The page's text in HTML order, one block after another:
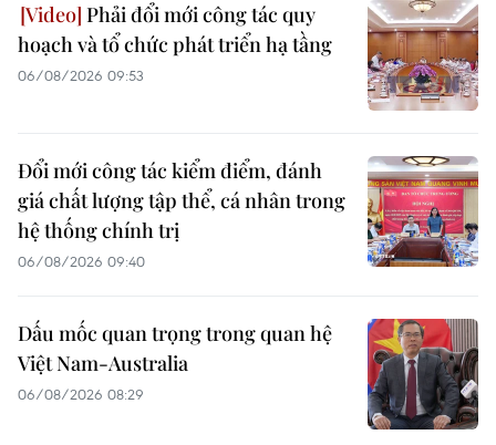
Phải đổi mới công tác quy
hoạch và tổ chức phát triển hạ tầng
06/08/2026 09:53
Đổi mới công tác kiểm điểm, đánh
giá chất lượng tập thể, cá nhân trong
hệ thống chính trị
06/08/2026 09:40
Dấu mốc quan trọng trong quan hệ
Việt Nam-Australia
06/08/2026 08:29